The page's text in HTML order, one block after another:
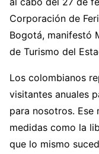
Corporación de
Bogotá, manifestó
de Turismo del
Los colombianos
visitantes anuales
para nosotros.
medidas como la
que lo mismo